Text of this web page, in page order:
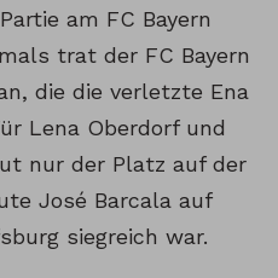
am FC Bayern
trat der FC Bayern
die die verletzte Ena
Lena Oberdorf und
nur der Platz auf der
José Barcala auf
siegreich war.